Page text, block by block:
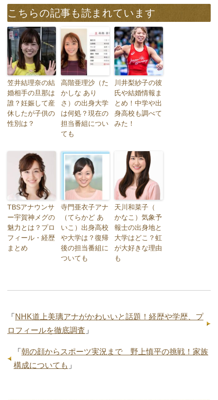
こちらの記事も読まれています
笠井結理奈の結
婚相手の旦那は
誰？妊娠して産
休したが子供の
性別は？
高階亜理沙（た
かしな あり
さ）の出身大学
は何処？現在の
担当番組につい
ても
川井梨紗子の彼
氏や結婚情報ま
とめ！中学や出
身高校も調べて
みた！
TBSアナウンサ
ー宇賀神メグの
魅力とは？プロ
フィール・経歴
まとめ
寺門亜衣子アナ
（てらかど あ
いこ）出身高校
や大学は？復帰
後の担当番組に
ついても
天川和菜子（
かなこ）気象予
報士の出身地と
大学はどこ？虹
が大好きな理由
も
「 NHK道上美璃アナがかわいいと話題！経歴や学歴、プ
ロフィールを徹底調査 」
「 朝の顔からスポーツ実況まで 野上慎平の挑戦！家族
構成についても 」